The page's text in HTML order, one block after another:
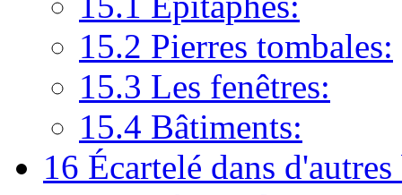
15.2 Pierres tombales:
15.3 Les fenêtres:
15.4 Bâtiments:
16 Écartelé dans